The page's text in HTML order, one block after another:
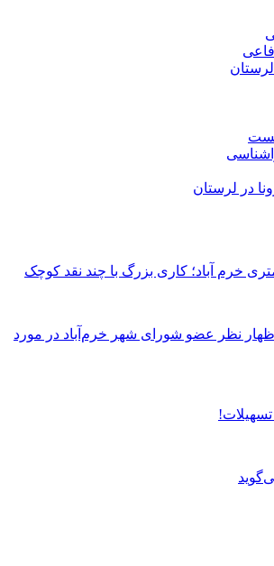
لرستان
در لرستان
نظر عضو شورای شهر خرم‌آباد در مورد
تسهیلات!